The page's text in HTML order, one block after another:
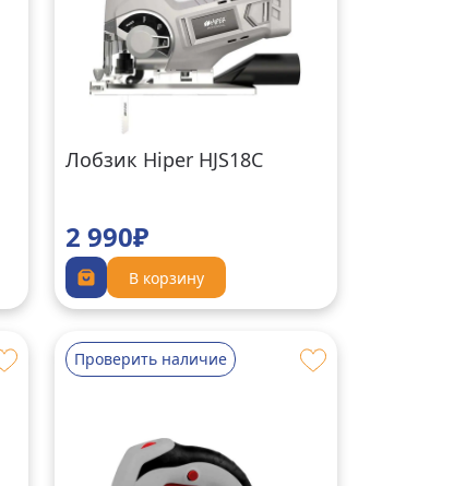
Лобзик Hiper HJS18C
2 990₽
В корзину
Проверить наличие